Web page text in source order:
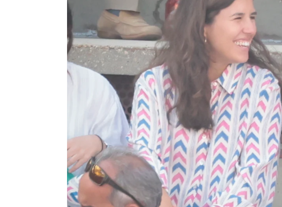
Europa Press | Elena Boluda
Publicado:05 de enero de 2024, 13:55
Este 2024 será un gran año, al menos
Martínez Almeiday su pareja, Teresa